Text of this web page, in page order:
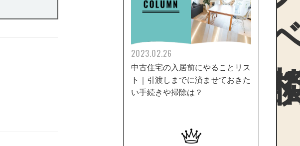
2023.02.26
中古住宅の入居前にやることリス
ト｜引渡しまでに済ませておきた
い手続きや掃除は？